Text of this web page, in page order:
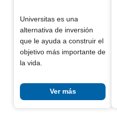
Universitas es una
alternativa de inversión
que le ayuda a construir el
objetivo más importante de
la vida.
Ver más